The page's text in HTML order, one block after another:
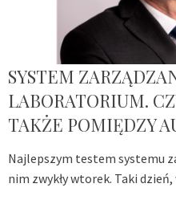
SYSTEM
LABORATORIUM.
TAKŻE POMIĘDZY
Najlepszym testem systemu
nim zwykły wtorek. Taki